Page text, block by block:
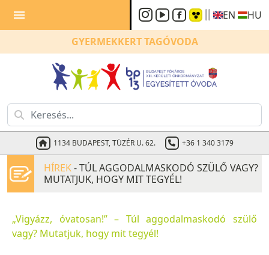
menu
GYERMEKKERTTAGÓVODA
1134 BUDAPEST, TÜZÉR U. 62. +36 1 340 3179
EN HU
HÍREK- TÚL AGGODALMASKODÓ SZÜLŐ VAGY?
MUTATJUK, HOGY MIT TEGYÉL!
„Vigyázz, óvatosan!” – Túl aggodalmaskodó szülő
vagy? Mutatjuk, hogy mit tegyél!